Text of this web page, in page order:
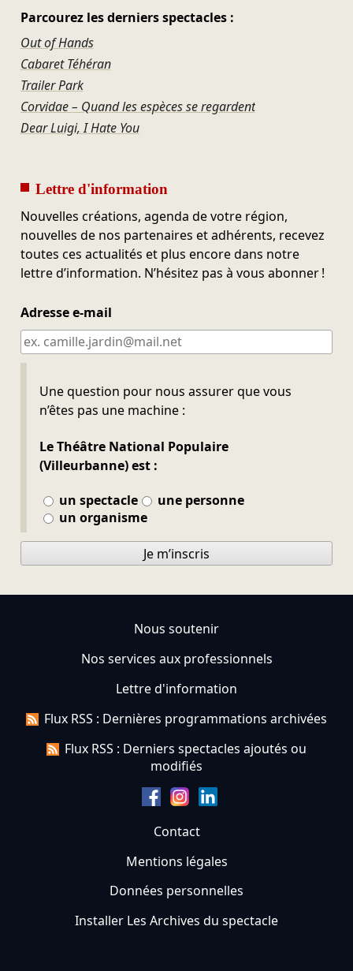
Parcourez les derniers spectacles :
Out of Hands
Cabaret Téhéran
Trailer Park
Corvidae – Quand les espèces se regardent
Dear Luigi, I Hate You
Lettre d'information
Nouvelles créations, agenda de votre région,
nouvelles de nos partenaires et adhérents, recevez
toutes ces actualités et plus encore dans notre
lettre d’information. N’hésitez pas à vous abonner !
Adresse e-mail
Une question pour nous assurer que vous
n’êtes pas une machine :
Le Théâtre National Populaire
(Villeurbanne) est :
un spectacle
une personne
un organisme
Ne pas remplir
Je m’inscris
Nous soutenir
Nos services aux professionnels
Lettre d'information
Flux RSS : Dernières programmations archivées
Flux RSS : Derniers spectacles ajoutés ou
modifiés
Contact
Mentions légales
Données personnelles
Installer Les Archives du spectacle